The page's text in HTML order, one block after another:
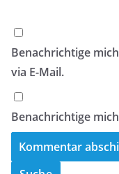
Benachrichtige
via E-Mail.
Benachrichtige